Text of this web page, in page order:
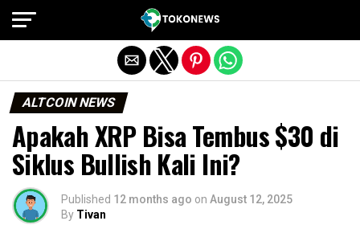
ALTCOIN NEWS
Apakah XRP Bisa Tembus $30 di
Siklus Bullish Kali Ini?
Published 12 months ago on August 12, 2025
By Tivan
Exit mobile version